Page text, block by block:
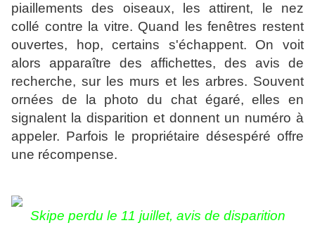
piaillements des oiseaux, les attirent, le nez
collé contre la vitre. Quand les fenêtres restent
ouvertes, hop, certains s'échappent. On voit
alors apparaître des affichettes, des avis de
recherche, sur les murs et les arbres. Souvent
ornées de la photo du chat égaré, elles en
signalent la disparition et donnent un numéro à
appeler. Parfois le propriétaire désespéré offre
une récompense.
Skipe perdu le 11 juillet, avis de disparition